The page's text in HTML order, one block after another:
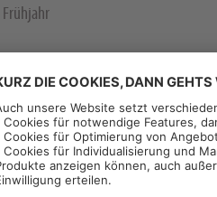
Frühjahr
Kartoffel, Sonderkulturen